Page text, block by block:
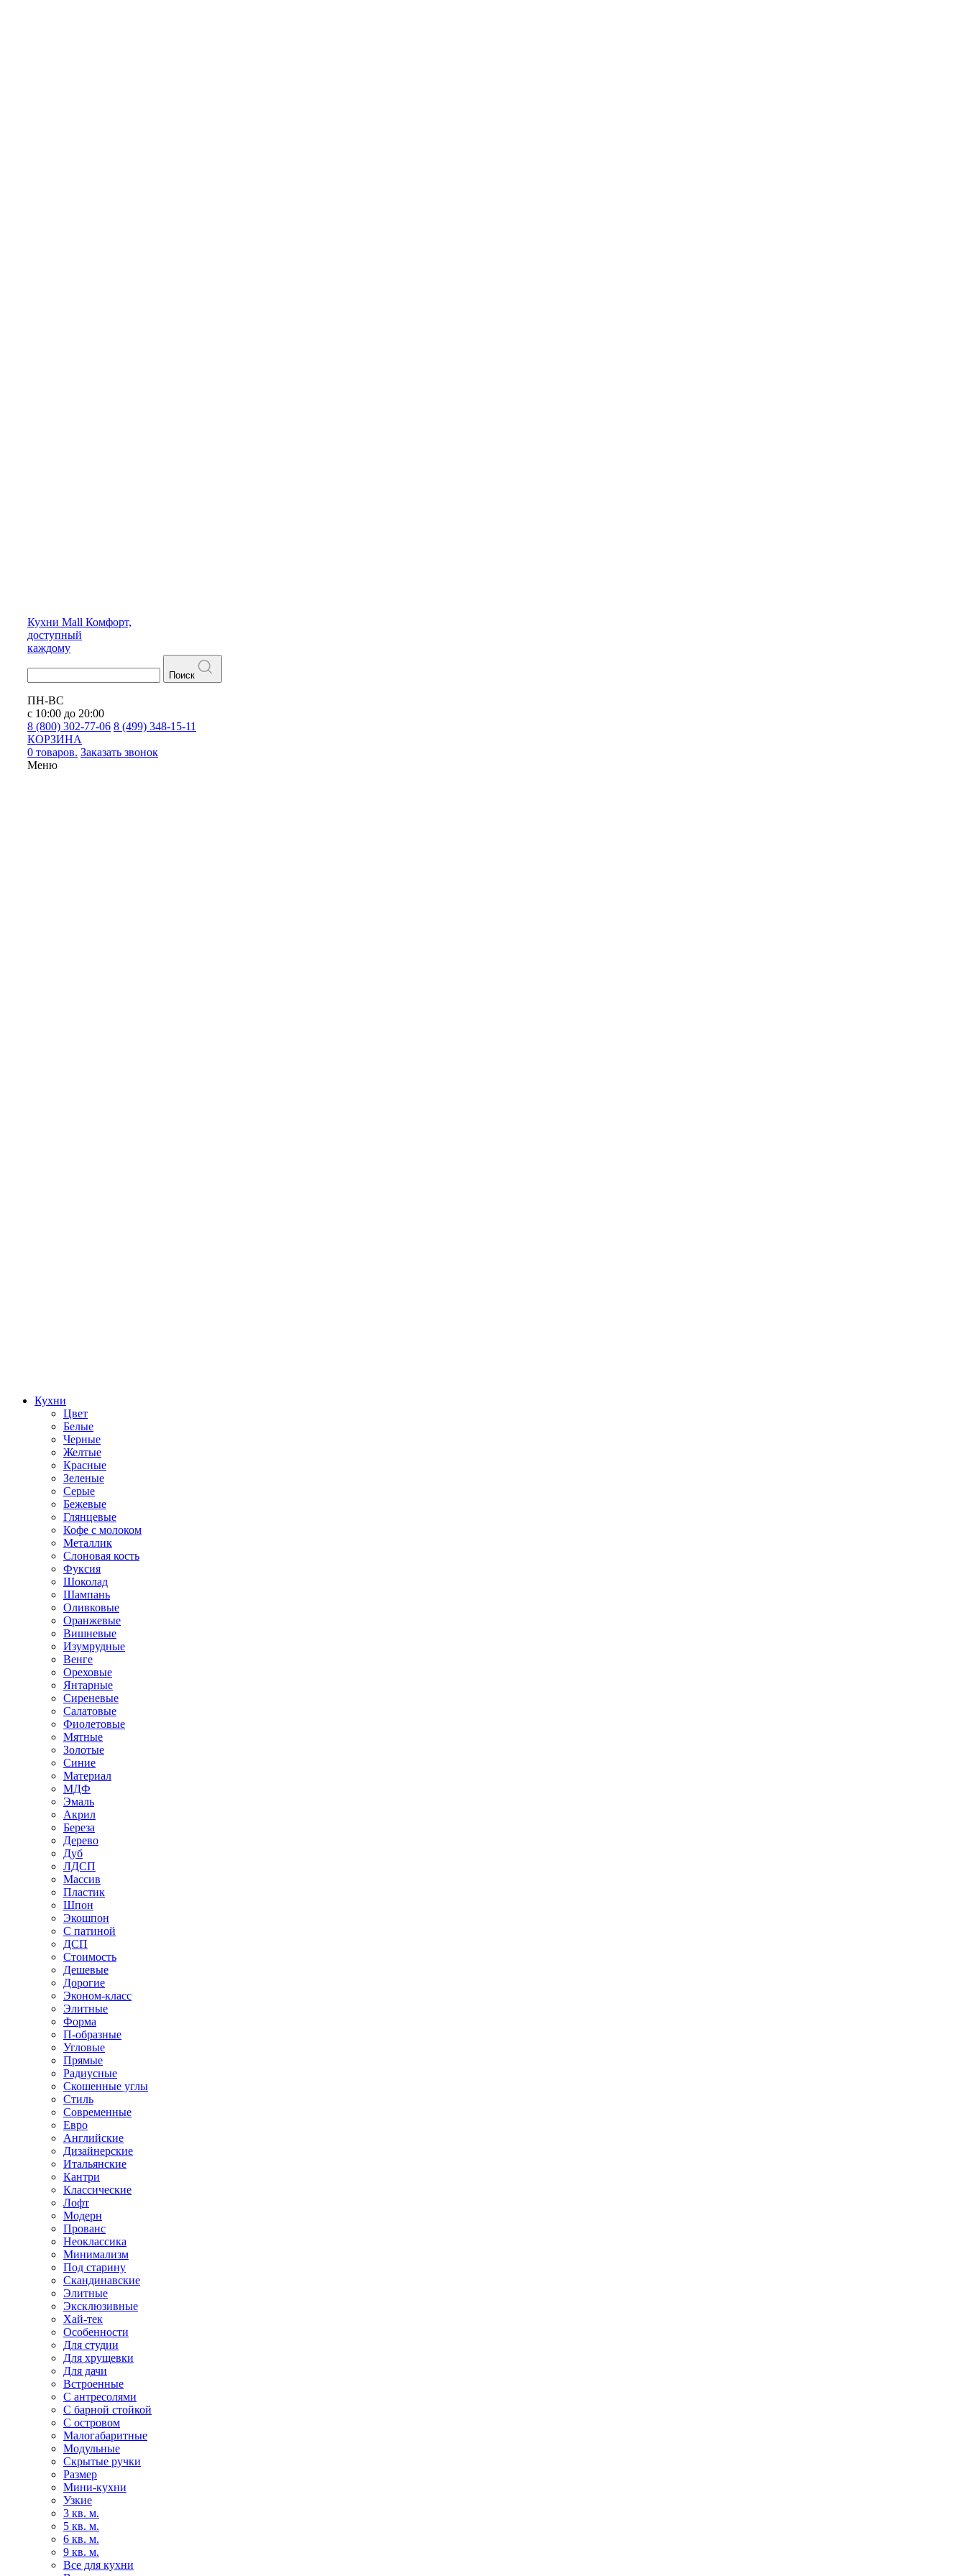
Кухни Mall Комфорт,
доступный
каждому
Поиск
ПН-ВС
с 10:00 до 20:00
8 (800) 302-77-06 8 (499) 348-15-11
КОРЗИНА
0 товаров. Заказать звонок
Меню
Кухни
Цвет
Белые
Черные
Желтые
Красные
Зеленые
Серые
Бежевые
Глянцевые
Кофе с молоком
Металлик
Слоновая кость
Фуксия
Шоколад
Шампань
Оливковые
Оранжевые
Вишневые
Изумрудные
Венге
Ореховые
Янтарные
Сиреневые
Салатовые
Фиолетовые
Мятные
Золотые
Синие
Материал
МДФ
Эмаль
Акрил
Береза
Дерево
Дуб
ЛДСП
Массив
Пластик
Шпон
Экошпон
С патиной
ДСП
Стоимость
Дешевые
Дорогие
Эконом-класс
Элитные
Форма
П-образные
Угловые
Прямые
Радиусные
Скошенные углы
Стиль
Современные
Евро
Английские
Дизайнерские
Итальянские
Кантри
Классические
Лофт
Модерн
Прованс
Неоклассика
Минимализм
Под старину
Скандинавские
Элитные
Эксклюзивные
Хай-тек
Особенности
Для студии
Для хрущевки
Для дачи
Встроенные
С антресолями
С барной стойкой
С островом
Малогабаритные
Модульные
Скрытые ручки
Размер
Мини-кухни
Узкие
3 кв. м.
5 кв. м.
6 кв. м.
9 кв. м.
Все для кухни